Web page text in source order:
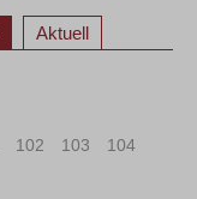
Aktuell
102 103 104